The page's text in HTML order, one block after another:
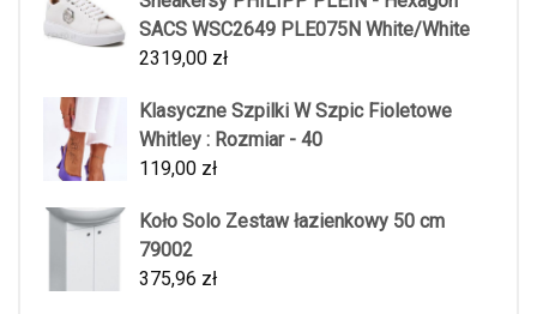
SACS WSC2649 PLE075N White/White
2319,00 zł
Klasyczne Szpilki W Szpic Fioletowe
Whitley : Rozmiar - 40
119,00 zł
Koło Solo Zestaw łazienkowy 50 cm
79002
375,96 zł